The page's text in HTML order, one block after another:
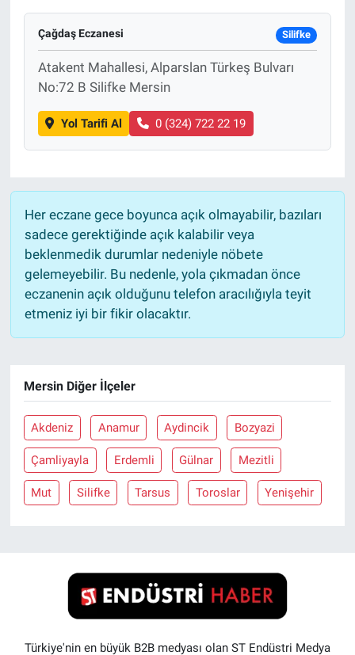
Çağdaş Eczanesi Silifke
Atakent Mahallesi, Alparslan Türkeş Bulvarı
No:72 B Silifke Mersin
Yol Tarifi Al 0 (324) 722 22 19
Her eczane gece boyunca açık olmayabilir, bazıları
sadece gerektiğinde açık kalabilir veya
beklenmedik durumlar nedeniyle nöbete
gelemeyebilir. Bu nedenle, yola çıkmadan önce
eczanenin açık olduğunu telefon aracılığıyla teyit
etmeniz iyi bir fikir olacaktır.
Mersin Diğer İlçeler
Akdeniz Anamur Aydincik Bozyazi
Çamliyayla Erdemli Gülnar Mezitli
Mut Silifke Tarsus Toroslar Yenişehir
Türkiye'nin en büyük B2B medyası olan ST Endüstri Medya